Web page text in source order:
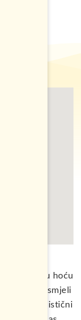
UAE
vodiču hoću
ne biste smjeli
zemlje, mistični